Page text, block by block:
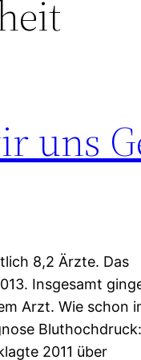
uns
8,2 Ärzte. Das
Insgesamt
Arzt. Wie schon
2011 über